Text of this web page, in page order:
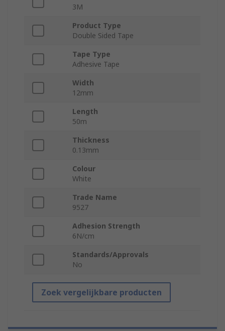
3M
Product Type
Double Sided Tape
Tape Type
Adhesive Tape
Width
12mm
Length
50m
Thickness
0.13mm
Colour
White
Trade Name
9527
Adhesion Strength
6N/cm
Standards/Approvals
No
Zoek vergelijkbare producten